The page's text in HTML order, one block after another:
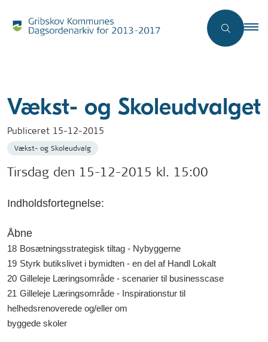
Vækst- og Skoleudvalget
Publiceret 15-12-2015
Vækst- og Skoleudvalg
Tirsdag den 15-12-2015 kl. 15:00
Indholdsfortegnelse:
Åbne
18 Bosætningsstrategisk tiltag - Nybyggerne
19 Styrk butikslivet i bymidten - en del af Handl Lokalt
20 Gilleleje Læringsområde - scenarier til businesscase
21 Gilleleje Læringsområde - Inspirationstur til
helhedsrenoverede og/eller om
byggede skoler